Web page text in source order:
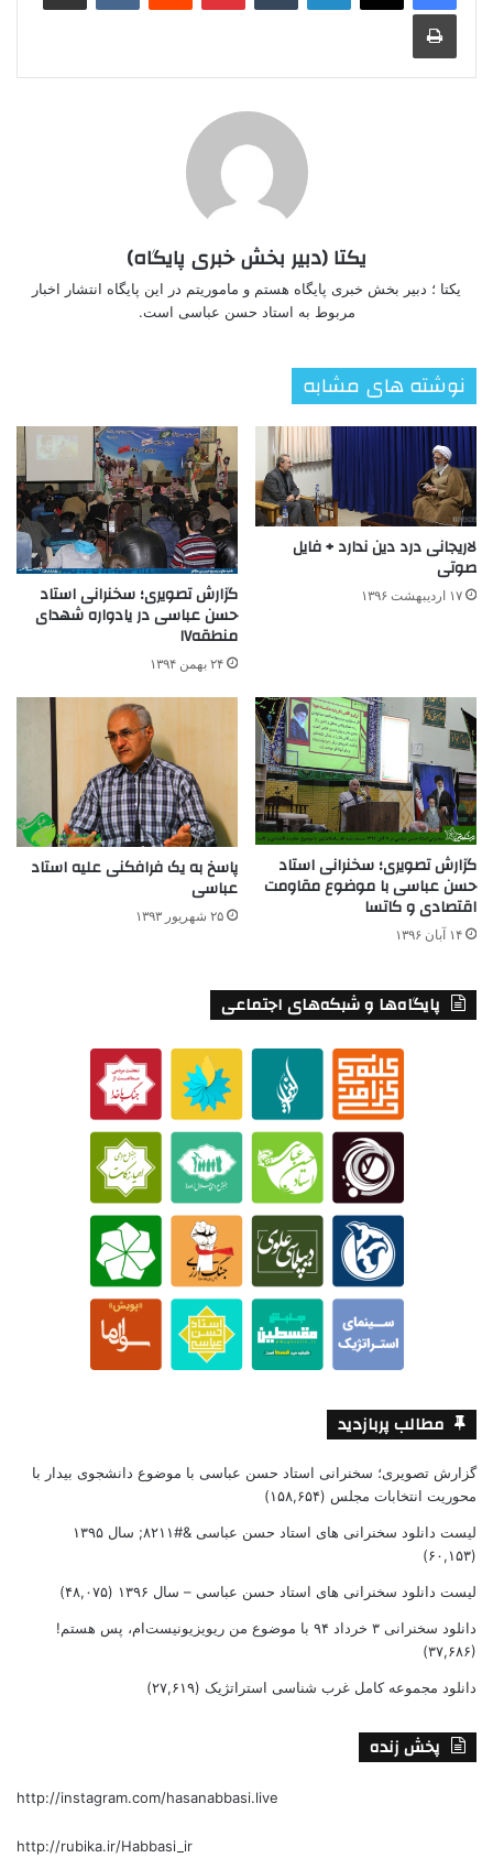
چاپ
یکتا (دبیر بخش خبری پایگاه)
یکتا ؛ دبیر بخش خبری پایگاه هستم و ماموریتم در این پایگاه انتشار اخبار
مربوط به استاد حسن عباسی است.
نوشته های مشابه
لاریجانی درد دین ندارد + فایل
صوتی
۱۷ اردیبهشت ۱۳۹۶ گزارش تصویری؛ سخنرانی استاد
حسن عباسی در یادواره شهدای
منطقه۱۷
۲۴ بهمن ۱۳۹۴
گزارش تصویری؛ سخنرانی استاد
حسن عباسی با موضوع مقاومت
اقتصادی و کاتسا
۱۴ آبان ۱۳۹۶
پاسخ به یک فرافکنی علیه استاد
عباسی
۲۵ شهریور ۱۳۹۳
پایگاه‌ها و شبکه‌های اجتماعی
مطالب پربازدید
گزارش تصویری؛ سخنرانی استاد حسن عباسی با موضوع دانشجوی بیدار با
محوریت انتخابات مجلس (۱۵۸,۶۵۴)
لیست دانلود سخنرانی های استاد حسن عباسی &#۸۲۱۱; سال ۱۳۹۵
(۶۰,۱۵۳)
لیست دانلود سخنرانی های استاد حسن عباسی – سال ۱۳۹۶ (۴۸,۰۷۵)
دانلود سخنرانی ۳ خرداد ۹۴ با موضوع من ریویزیونیست‌ام، پس هستم!
(۳۷,۶۸۶)
دانلود مجموعه کامل غرب شناسی استراتژیک (۲۷,۶۱۹)
پخش زنده
http://instagram.com/hasanabbasi.live
http://rubika.ir/Habbasi_ir